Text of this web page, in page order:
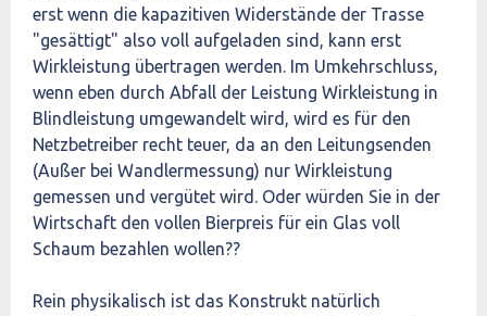
erst wenn die kapazitiven Widerstände der Trasse
"gesättigt" also voll aufgeladen sind, kann erst
Wirkleistung übertragen werden. Im Umkehrschluss,
wenn eben durch Abfall der Leistung Wirkleistung in
Blindleistung umgewandelt wird, wird es für den
Netzbetreiber recht teuer, da an den Leitungsenden
(Außer bei Wandlermessung) nur Wirkleistung
gemessen und vergütet wird. Oder würden Sie in der
Wirtschaft den vollen Bierpreis für ein Glas voll
Schaum bezahlen wollen??
Rein physikalisch ist das Konstrukt natürlich